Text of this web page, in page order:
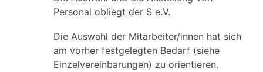
Personal obliegt der S e.V.
Die Auswahl der Mitarbeiter/innen hat sich
am vorher festgelegten Bedarf (siehe
Einzelvereinbarungen) zu orientieren.